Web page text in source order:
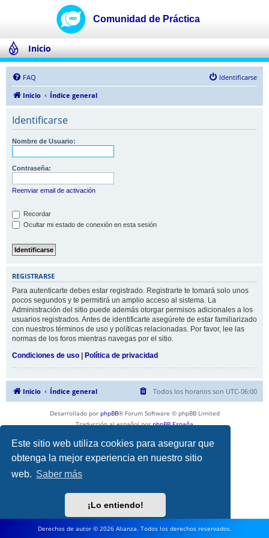
Este sitio web utiliza cookies para asegurar que
obtenga la mejor experiencia en nuestro sitio
web. Saber más
¡Lo entiendo!
Inicio
FAQ
Identificarse
Inicio
Índice general
Identificarse
Nombre de Usuario:
Contraseña:
Reenviar email de activación
Recordar
Ocultar mi estado de conexión en esta sesión
REGISTRARSE
Para autenticarte debes estar registrado. Registrarte te tomará solo unos
pocos segundos y te permitirá un amplio acceso al sistema. La
Administración del sitio puede además otorgar permisos adicionales a los
usuarios registrados. Antes de identificarte asegúrete de estar familiarizado
con nuestros términos de uso y políticas relacionadas. Por favor, lee las
normas de los foros mientras navegas por el sitio.
Condiciones de uso | Política de privacidad
Inicio Índice general Todos los horarios son UTC-06:00
Desarrollado por phpBB® Forum Software © phpBB Limited
Traducción al español porphpBB España
Derechos de autor © 2026 Alianza. Todos los derechos reservados.